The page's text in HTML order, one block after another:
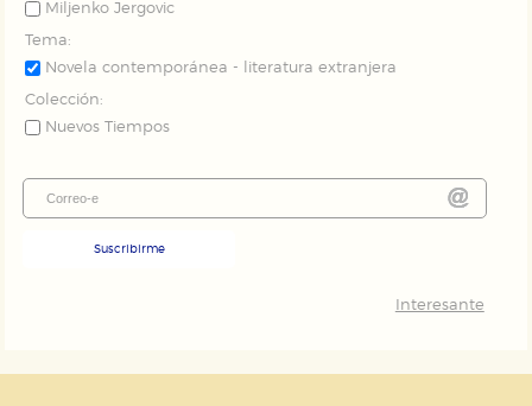
Miljenko Jergovic
Tema:
Novela contemporánea - literatura extranjera
Colección:
Nuevos Tiempos
Suscribirme
Interesante